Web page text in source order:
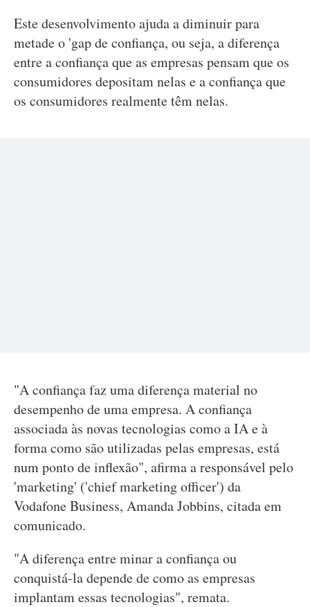
Este desenvolvimento ajuda a diminuir para
metade o 'gap de confiança, ou seja, a diferença
entre a confiança que as empresas pensam que os
consumidores depositam nelas e a confiança que
os consumidores realmente têm nelas.
"A confiança faz uma diferença material no
desempenho de uma empresa. A confiança
associada às novas tecnologias como a IA e à
forma como são utilizadas pelas empresas, está
num ponto de inflexão", afirma a responsável pelo
'marketing' ('chief marketing officer') da
Vodafone Business, Amanda Jobbins, citada em
comunicado.
"A diferença entre minar a confiança ou
conquistá-la depende de como as empresas
implantam essas tecnologias", remata.